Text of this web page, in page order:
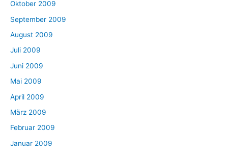
Oktober 2009
September 2009
August 2009
Juli 2009
Juni 2009
Mai 2009
April 2009
März 2009
Februar 2009
Januar 2009